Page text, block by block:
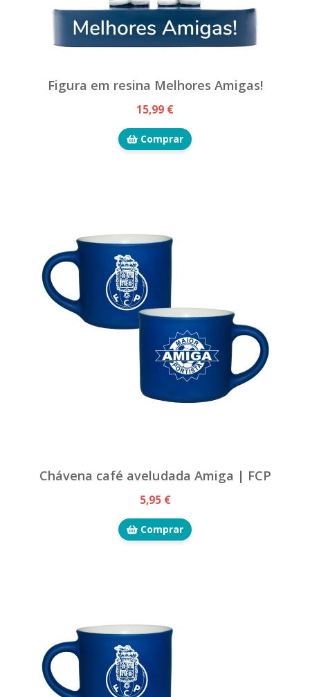
Figura em resina Melhores Amigas!
15,99 €
Comprar
Chávena café aveludada Amiga | FCP
5,95 €
Comprar